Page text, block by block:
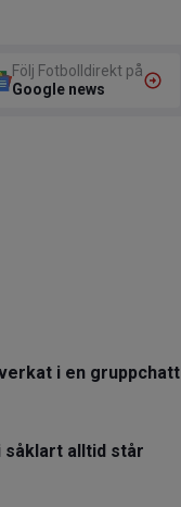
Följ Fotbolldirekt på
Google news
i en gruppchatt
såklart alltid står